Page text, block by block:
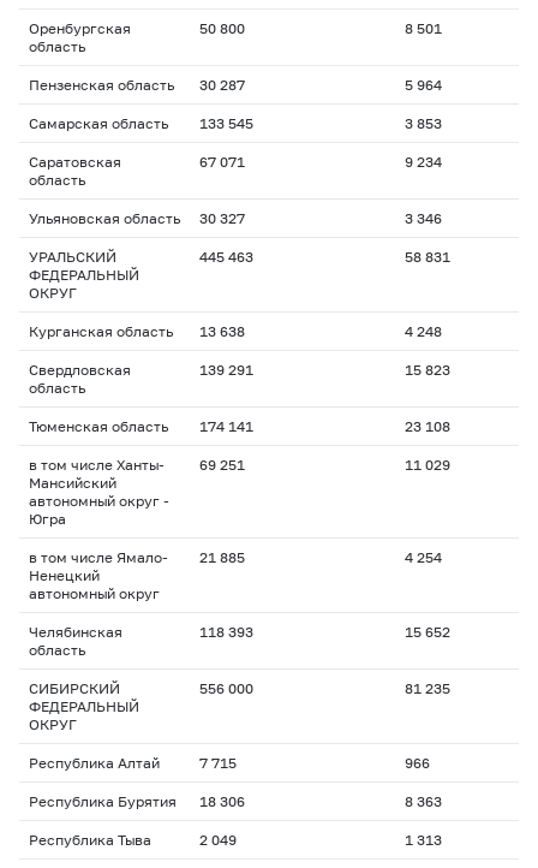
Оренбургская
область
50 800 8 501
Пензенская область 30 287 5 964
Самарская область 133 545 3 853
Саратовская
область
67 071 9 234
Ульяновская область 30 327 3 346
УРАЛЬСКИЙ
ФЕДЕРАЛЬНЫЙ
ОКРУГ
445 463 58 831
Курганская область 13 638 4 248
Свердловская
область
139 291 15 823
Тюменская область 174 141 23 108
в том числе Ханты-
Мансийский
автономный округ -
Югра
69 251 11 029
в том числе Ямало-
Ненецкий
автономный округ
21 885 4 254
Челябинская
область
118 393 15 652
СИБИРСКИЙ
ФЕДЕРАЛЬНЫЙ
ОКРУГ
556 000 81 235
Республика Алтай 7 715 966
Республика Бурятия 18 306 8 363
Республика Тыва 2 049 1 313